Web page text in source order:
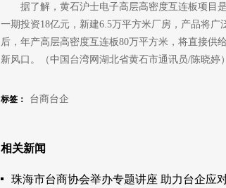
据了解，黄石沪士电子高层高密度互连板项目
一期投资18亿元，新建6.5万平方米厂房，产品将
后，年产高层高密度互连板80万平方米，将直接供
新风口。（中国台湾网湖北省黄石市通讯员/陈晓婷）
标签：
台商台企
相关新闻
珠海市台商协会举办专题讲座 助力台企应